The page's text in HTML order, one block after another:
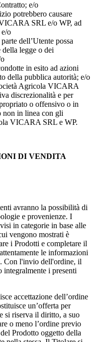
e/o
potrebbero causare
SRL e/o WP, ad
o
dell’Utente possa
legge o dei
in esito ad azioni
della pubblica autorità; e/o
Agricola VICARA
discrezionalità e per
o offensivo o in
non in linea con gli
VICARA SRL e WP.
DI VENDITA
avranno la possibilità di
e provenienze. I
in categorie in base alle
vengono mostrati è
i Prodotti e completare il
le informazioni
Con l'invio dell'ordine, il
integralmente i presenti
accettazione dell’ordine
un’offerta per
si riserva il diritto, a suo
o meno l’ordine previo
Prodotto oggetto della